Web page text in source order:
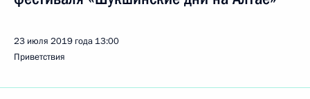
23 июля 2019 года 13:00
Приветствия